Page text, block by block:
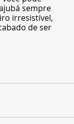
sempre
irresistível,
de ser